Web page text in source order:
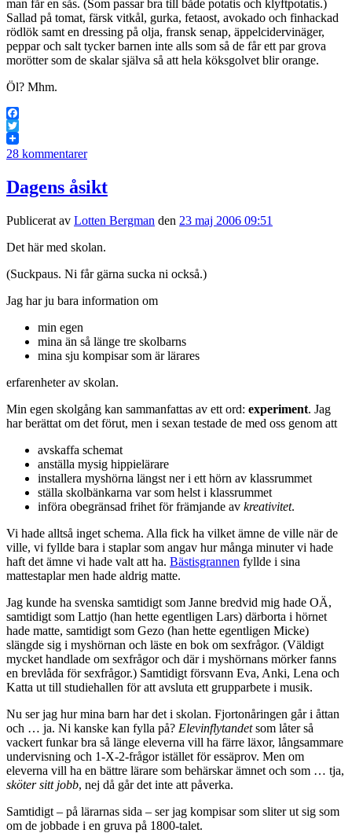
man får en sås. (Som passar bra till både potatis och klyftpotatis.)
Sallad på tomat, färsk vitkål, gurka, fetaost, avokado och finhackad
rödlök samt en dressing på olja, fransk senap, äppelcidervinäger,
peppar och salt tycker barnen inte alls som så de får ett par grova
morötter som de skalar själva så att hela köksgolvet blir orange.
Öl? Mhm.
Facebook
Twitter
28 kommentarer
Dagens åsikt
Publicerat av Lotten Bergman den 23 maj 2006 09:51
Det här med skolan.
(Suckpaus. Ni får gärna sucka ni också.)
Jag har ju bara information om
min egen
mina än så länge tre skolbarns
mina sju kompisar som är lärares
erfarenheter av skolan.
Min egen skolgång kan sammanfattas av ett ord: experiment. Jag
har berättat om det förut, men i sexan testade de med oss genom att
avskaffa schemat
anställa mysig hippielärare
installera myshörna längst ner i ett hörn av klassrummet
ställa skolbänkarna var som helst i klassrummet
införa obegränsad frihet för främjande av kreativitet.
Vi hade alltså inget schema. Alla fick ha vilket ämne de ville när de
ville, vi fyllde bara i staplar som angav hur många minuter vi hade
haft det ämne vi hade valt att ha. Bästisgrannen fyllde i sina
mattestaplar men hade aldrig matte.
Jag kunde ha svenska samtidigt som Janne bredvid mig hade OÄ,
samtidigt som Lattjo (han hette egentligen Lars) därborta i hörnet
hade matte, samtidigt som Gezo (han hette egentligen Micke)
slängde sig i myshörnan och läste en bok om sexfrågor. (Väldigt
mycket handlade om sexfrågor och där i myshörnans mörker fanns
en brevlåda för sexfrågor.) Samtidigt försvann Eva, Anki, Lena och
Katta ut till studiehallen för att avsluta ett grupparbete i musik.
Nu ser jag hur mina barn har det i skolan. Fjortonåringen går i åttan
och … ja. Ni kanske kan fylla på? Elevinflytandetsom låter så
vackert funkar bra så länge eleverna vill ha färre läxor, långsammare
undervisning och 1-X-2-frågor istället för essäprov. Men om
eleverna vill ha en bättre lärare som behärskar ämnet och som … tja,
sköter sitt jobb, nej då går det inte att påverka.
Samtidigt – på lärarnas sida – ser jag kompisar som sliter ut sig som
om de jobbade i en gruva på 1800-talet.